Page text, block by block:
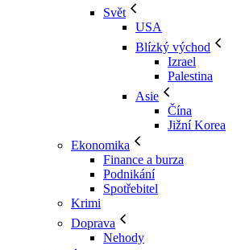
Svět
USA
Blízký východ
Izrael
Palestina
Asie
Čína
Jižní Korea
Ekonomika
Finance a burza
Podnikání
Spotřebitel
Krimi
Doprava
Nehody